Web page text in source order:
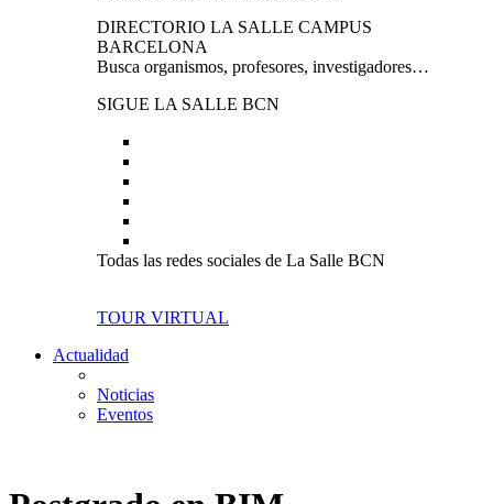
DIRECTORIO LA SALLE CAMPUS
BARCELONA
Busca organismos, profesores, investigadores…
SIGUE LA SALLE BCN
Todas las redes sociales de La Salle BCN
TOUR VIRTUAL
Actualidad
Noticias
Eventos